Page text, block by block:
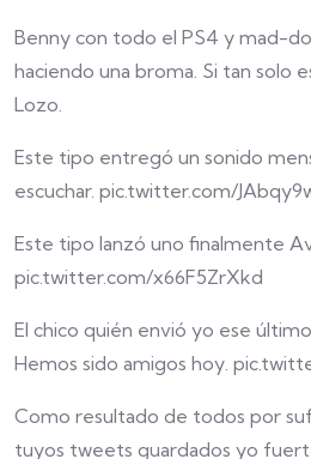
Benny con todo el PS4 y mad-
haciendo una broma. Si tan solo
Lozo.
Este tipo entregó un sonido
escuchar. pic.twitter.com/
Este tipo lanzó uno finalmente
pic.twitter.com/x66F5ZrXkd
El chico quién envió yo ese
Hemos sido amigos hoy.
Como resultado de todos por
tuyos tweets guardados yo